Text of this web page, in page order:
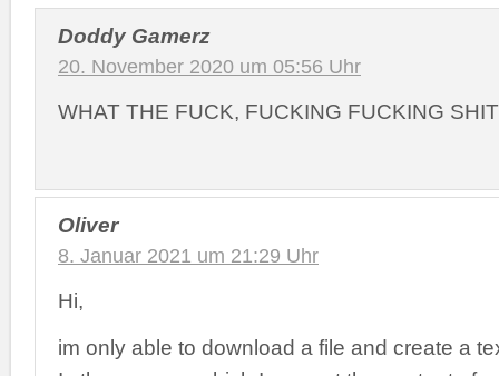
Doddy Gamerz
20. November 2020 um 05:56 Uhr
WHAT THE FUCK, FUCKING FUCKING SHIT
Oliver
8. Januar 2021 um 21:29 Uhr
Hi,
im only able to download a file and create a